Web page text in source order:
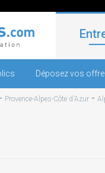
Déposez vos
- Provence-Alpes-Côte d'Azur -